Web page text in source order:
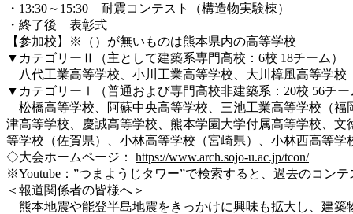
・13:30～15:30 耐震コンテスト（構造物実験棟）
・終了後 表彰式
【参加校】※（）が無いものは熊本県内の高等学校
▼カテゴリーⅡ（主として建築系専門高校：6校 18チーム）
八代工業高等学校、小川工業高等学校、大川樟風高等学
▼カテゴリーⅠ（普通および専門高校非建築系：20校 56チー
松橋高等学校、阿蘇中央高等学校、三池工業高等学校（福
津高等学校、慶誠高等学校、熊本学園大学付属高等学校、
等学校（佐賀県）、小林高等学校（宮崎県）、小林西高等
◇大会ホームページ： https://www.arch.sojo-u.ac.jp/tcon/
※Youtube：”つまようじタワー”で検索すると、過去のコン
＜報道関係者の皆様へ＞
熊本地震や能登半島地震をきっかけに興味も拡大し、建